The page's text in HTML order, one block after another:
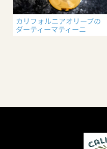
カリフォルニアオリーブの
ダーティーマティーニ